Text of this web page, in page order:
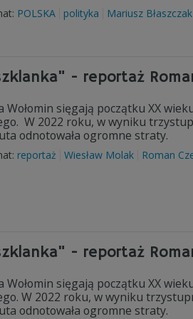
POLSKA polityka Mariusz Błaszczak
- reportaż
Wołomin sięgają początku XX
W 2022 roku, w wyniku
odnotowała ogromne straty.
reportaż Wiesław Molak Roman
- reportaż
Wołomin sięgają początku XX
W 2022 roku, w wyniku
odnotowała ogromne straty.